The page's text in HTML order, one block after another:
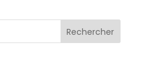
Rechercher